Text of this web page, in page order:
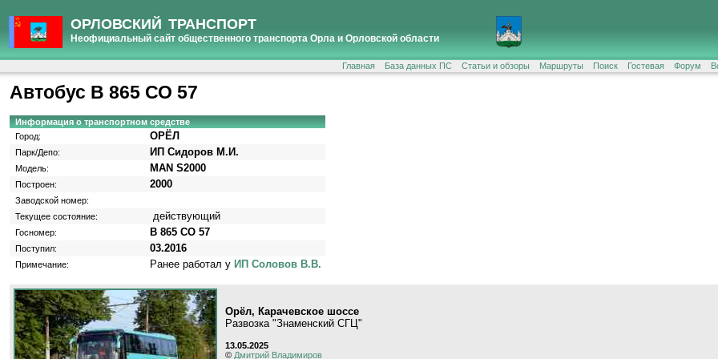
ОРЛОВСКИЙ ТРАНСПОРТ
Неофициальный сайт общественного транспорта Орла и Орловской области
Главная База данных ПС Статьи и обзоры Маршруты Поиск Гостевая Форум
Автобус В 865 СО 57
Информация о транспортном средстве
Город:
ОРЁЛ
Парк/Депо: ИП Сидоров М.И.
Модель: MAN S2000
Построен: 2000
Заводской номер:
Текущее состояние:
действующий
Госномер: В 865 СО 57
Поступил: 03.2016
Примечание: Ранее работал у ИП Соловов В.В.
Орёл, Карачевское шоссе
Развозка "Знаменский СГЦ"
13.05.2025
© Дмитрий Владимиров